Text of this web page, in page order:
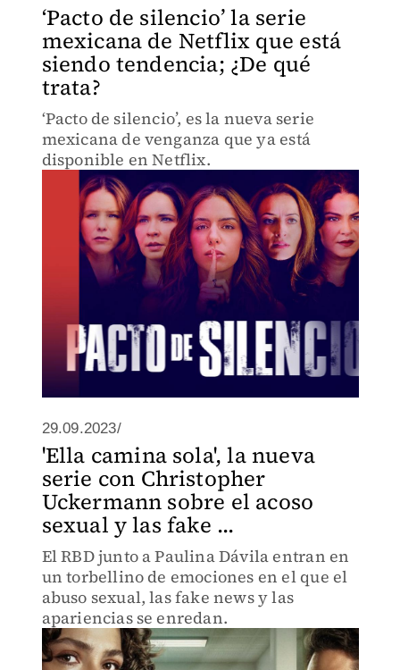
‘Pacto de silencio’ la serie
mexicana de Netflix que está
siendo tendencia; ¿De qué
trata?
‘Pacto de silencio’, es la nueva serie
mexicana de venganza que ya está
disponible en Netflix.
29.09.2023/
'Ella camina sola', la nueva
serie con Christopher
Uckermann sobre el acoso
sexual y las fake ...
El RBD junto a Paulina Dávila entran en
un torbellino de emociones en el que el
abuso sexual, las fake news y las
apariencias se enredan.